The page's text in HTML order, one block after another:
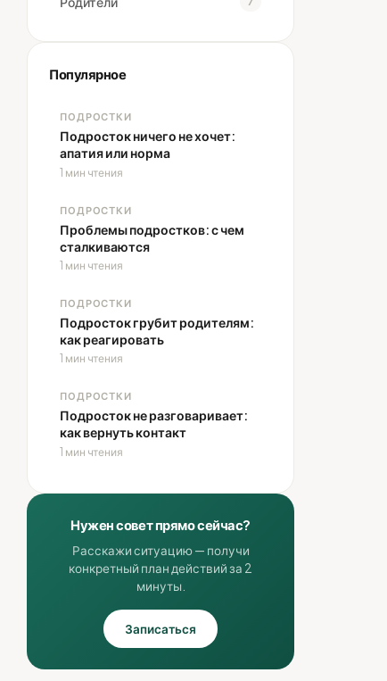
Популярное
ПОДРОСТКИ
Подросток ничего не хочет:
апатия или норма
1 мин чтения
ПОДРОСТКИ
Проблемы подростков: с чем
сталкиваются
1 мин чтения
ПОДРОСТКИ
Подросток грубит родителям:
как реагировать
1 мин чтения
ПОДРОСТКИ
Подросток не разговаривает:
как вернуть контакт
1 мин чтения
Нужен совет прямо сейчас?
Расскажи ситуацию — получи
конкретный план действий за 2
минуты.
Записаться